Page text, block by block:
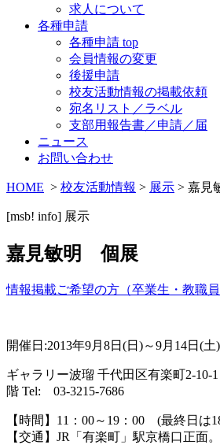
求人について
各種申請
各種申請 top
会員情報の変更
後援申請
校友活動情報の掲載依頼
宛名リスト／ラベル
支部用報告書／申請／届
ニュース
お問い合わせ
HOME > 校友活動情報 > 展示 > 嘉見
[msb! info] 展示
嘉見敏明 個展
情報掲載ご希望の方（卒業生・教職
開催日:2013年9月8日(日)～9月14日(
ギャラリー波瑠 千代田区有楽町2-
階 Tel: 03-3215-7686
【時間】11：00～19：00 (最終日は
【交通】JR「有楽町」駅京橋口正